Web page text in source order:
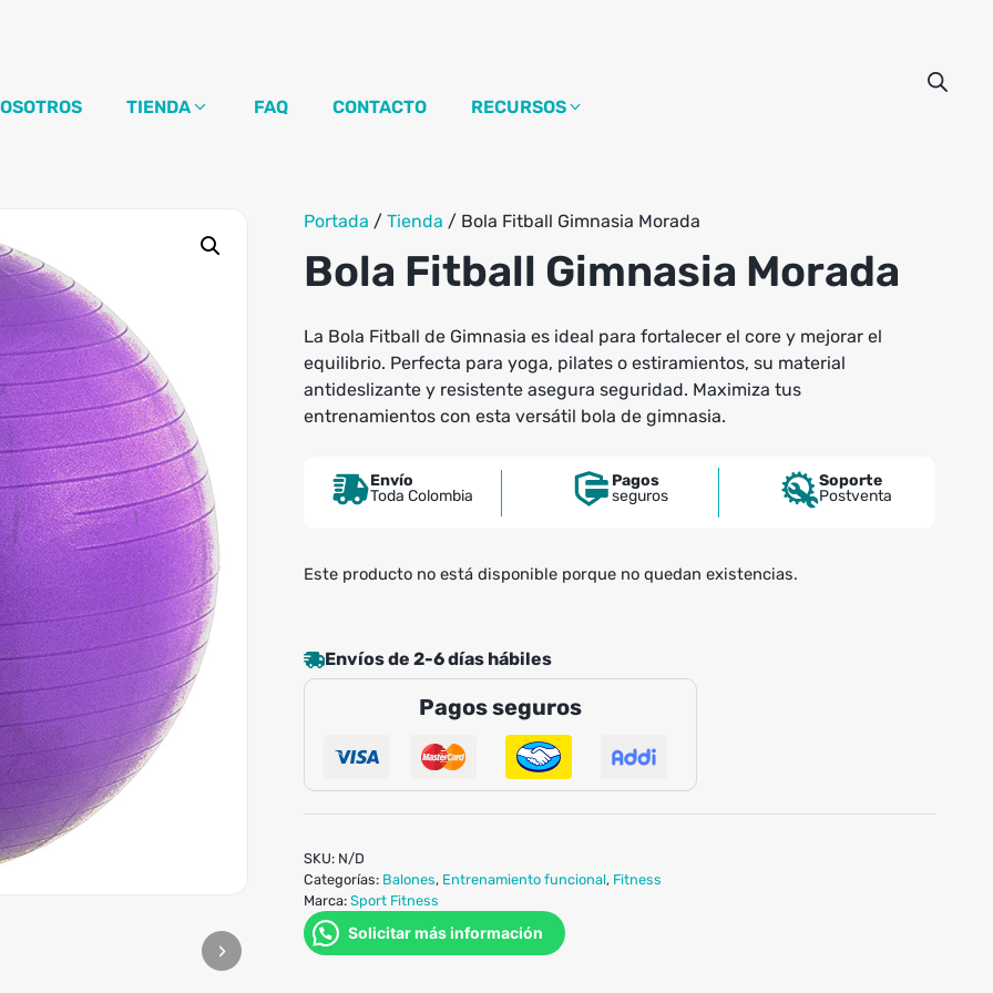
TIENDA FAQ CONTACTO RECURSOS
›
Portada / Tienda / Bola Fitball Gimnasia Morada
Bola Fitball Gimnasia Morada
La Bola Fitball de Gimnasia es ideal para fortalecer el core y mejorar el
equilibrio. Perfecta para yoga, pilates o estiramientos, su material
antideslizante y resistente asegura seguridad. Maximiza tus
entrenamientos con esta versátil bola de gimnasia.
Envío
Toda Colombia
Pagos
seguros
Soporte
Postventa
Este producto no está disponible porque no quedan existencias.
Envíos de 2-6 días hábiles
Pagos seguros
SKU: N/D
Categorías: Balones, Entrenamiento funcional, Fitness
Marca: Sport Fitness
Solicitar más información